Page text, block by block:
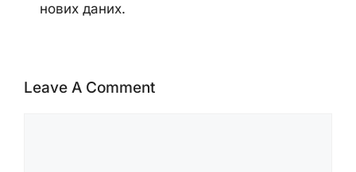
нових даних.
Leave A Comment